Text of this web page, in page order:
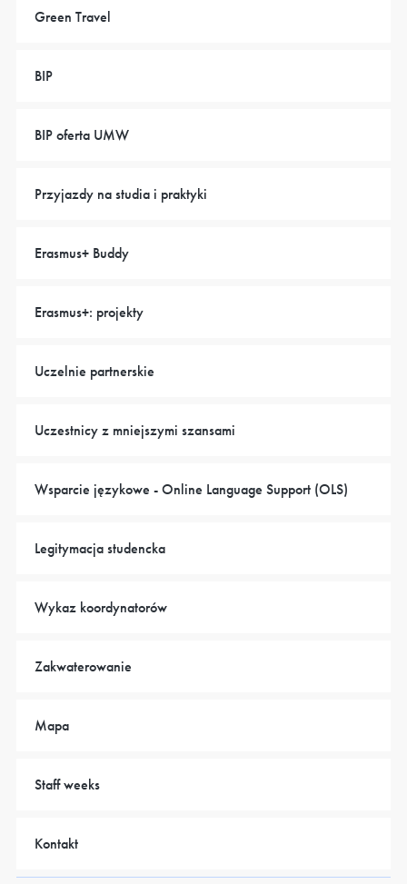
Green Travel
BIP
BIP oferta UMW
Przyjazdy na studia i praktyki
Erasmus+ Buddy
Erasmus+: projekty
Uczelnie partnerskie
Uczestnicy z mniejszymi szansami
Wsparcie językowe - Online Language Support (OLS)
Legitymacja studencka
Wykaz koordynatorów
Zakwaterowanie
Mapa
Staff weeks
Kontakt